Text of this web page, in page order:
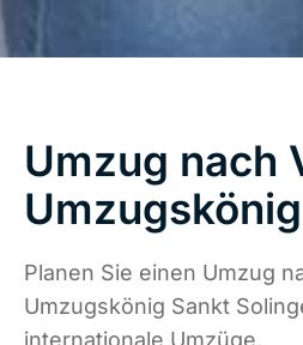
Umzug nach
Planen Sie einen Umzug
Umzugskönig Sankt
internationale Umzüge.